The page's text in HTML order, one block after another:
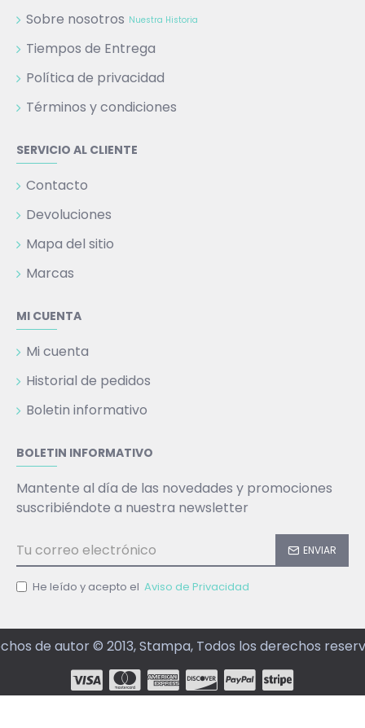
Sobre nosotros Nuestra Historia
Tiempos de Entrega
Política de privacidad
Términos y condiciones
SERVICIO AL CLIENTE
Contacto
Devoluciones
Mapa del sitio
Marcas
MI CUENTA
Mi cuenta
Historial de pedidos
Boletin informativo
BOLETIN INFORMATIVO
Mantente al día de las novedades y promociones
suscribiéndote a nuestra newsletter
ENVIAR
He leído y acepto el Aviso de Privacidad
de autor © 2013, Stampa, Todos los derechos